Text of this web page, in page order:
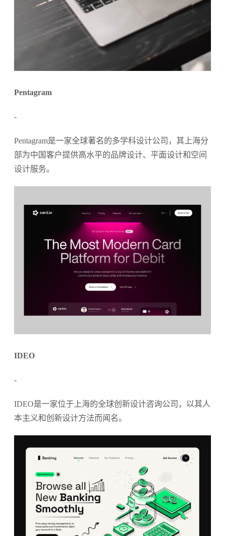
Pentagram
-
Pentagram是一家全球著名的多学科设计公司，其上海分
部为中国客户提供高水平的品牌设计、平面设计和空间
设计服务。
IDEO
-
IDEO是一家位于上海的全球创新设计咨询公司，以其人
本主义和创新设计方法而闻名。